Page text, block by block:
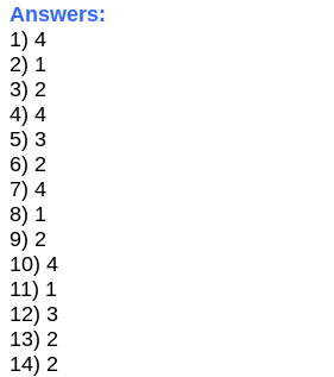
Answers:
1) 4
2) 1
3) 2
4) 4
5) 3
6) 2
7) 4
8) 1
9) 2
10) 4
11) 1
12) 3
13) 2
14) 2